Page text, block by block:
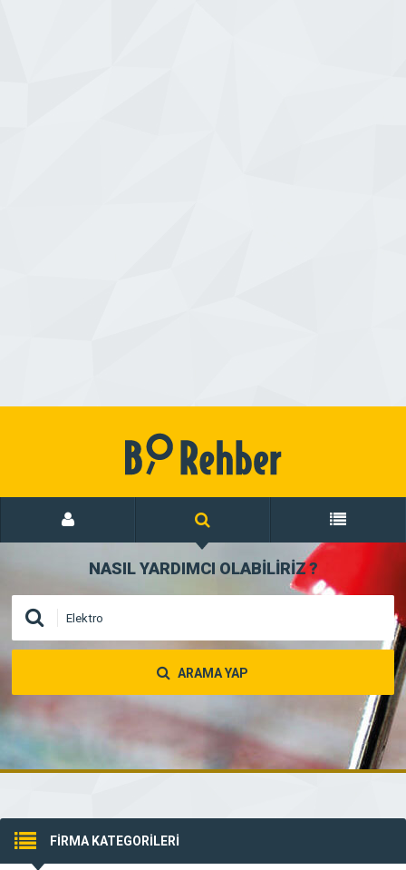
NASIL YARDIMCI OLABİLİRİZ?
ARAMA YAP
FİRMA KATEGORİLERİ